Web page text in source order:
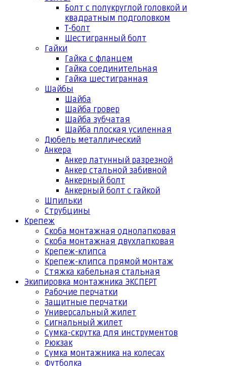
Болт с полукруглой головкой и
квадратным подголовком
Т-болт
Шестигранный болт
Гайки
Гайка с фланцем
Гайка соединительная
Гайка шестигранная
Шайбы
Шайба
Шайба гровер
Шайба зубчатая
Шайба плоская усиленная
Дюбель металлический
Анкера
Анкер латунный разрезной
Анкер стальной забивной
Анкерный болт
Анкерный болт с гайкой
Шпильки
Струбцины
Крепеж
Скоба монтажная однолапковая
Скоба монтажная двухлапковая
Крепеж-клипса
Крепеж-клипса прямой монтаж
Стяжка кабельная стальная
Экипировка монтажника ЭКСПЕРТ
Рабочие перчатки
Защитные перчатки
Универсальный жилет
Сигнальный жилет
Сумка-скрутка для инструментов
Рюкзак
Сумка монтажника на колесах
Футболка